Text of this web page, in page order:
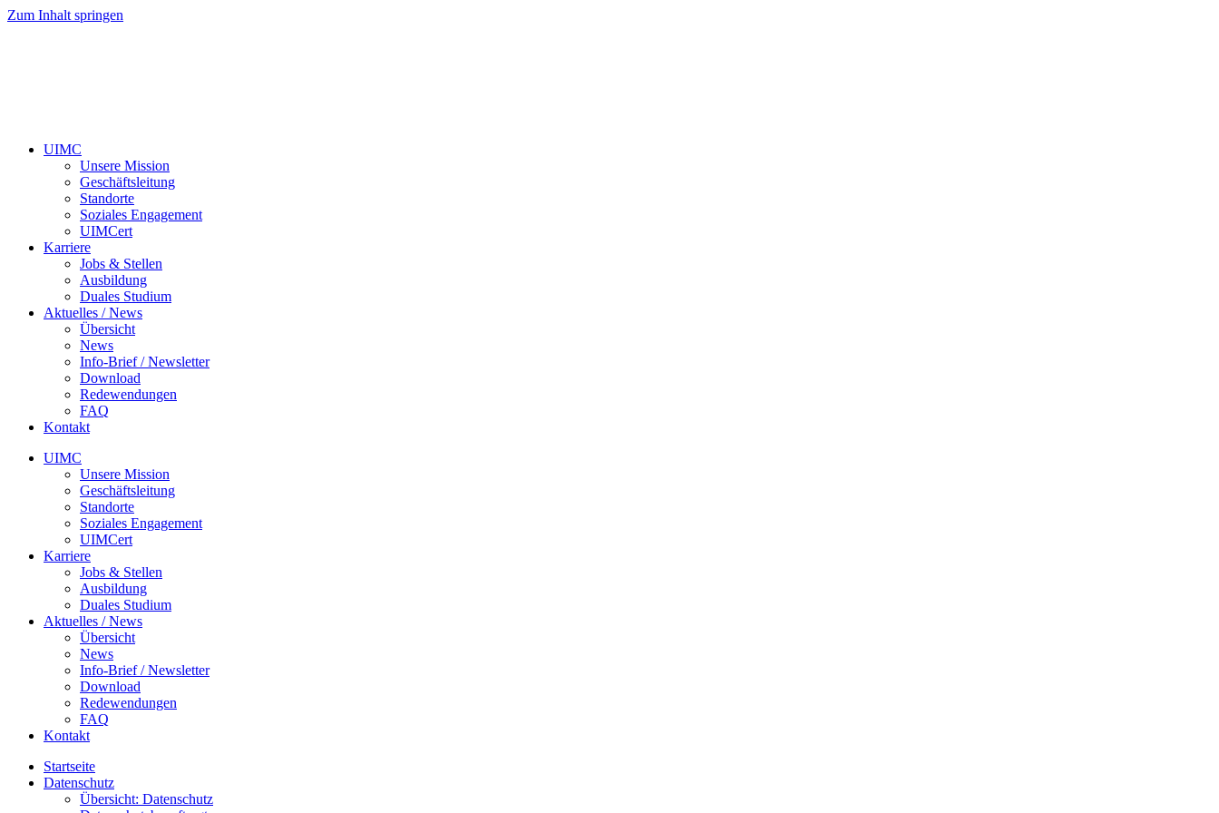
Zum Inhalt springen
UIMCert
Karriere
Jobs & Stellen
Ausbildung
Duales Studium
Aktuelles / News
Übersicht
News
Info-Brief / Newsletter
Download
Redewendungen
FAQ
Kontakt
UIMC
Unsere Mission
Geschäftsleitung
Standorte
Soziales Engagement
UIMCert
Karriere
Jobs & Stellen
Ausbildung
Duales Studium
Aktuelles / News
Übersicht
News
Info-Brief / Newsletter
Download
Redewendungen
FAQ
Kontakt
Startseite
Datenschutz
Übersicht: Datenschutz
Datenschutzbeauftragter
Datenschutzmanagement
Umsetzungskonzepte
Datenschutz-Audit
Datenschutz-Folgenabschätzung
Informationssicherheit